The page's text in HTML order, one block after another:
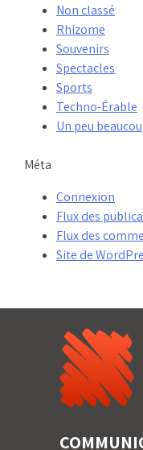
Non classé
Rhizome
Souvenirs
Spectacles
Sports
Techno-Érable
Un peu
Méta
Connexion
Flux des
Flux des
Site de